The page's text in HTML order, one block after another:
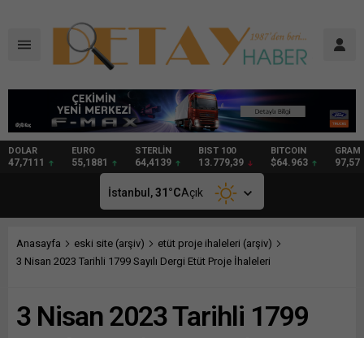
DOLAR
47,7111
EURO
55,1881
STERLİN
64,4139
BIST 100
13.779,39
BITCOIN
$64.963
GRAM
97,57
İstanbul,31 °CAçık
Anasayfa eski site (arşiv)
etüt proje ihaleleri (arşiv)
3 Nisan 2023 Tarihli 1799 Sayılı Dergi Etüt Proje İhaleleri
3 Nisan 2023 Tarihli 1799